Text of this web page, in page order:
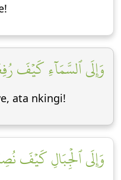
وَإِلَى ٱلسَّمَآءِ كَيۡفَ
ata nkingi!
وَإِلَى ٱلۡجِبَالِ كَيۡفَ